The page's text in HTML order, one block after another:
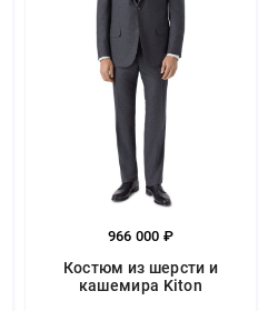
966 000 ₽
Костюм из шерсти и
кашемира Kiton